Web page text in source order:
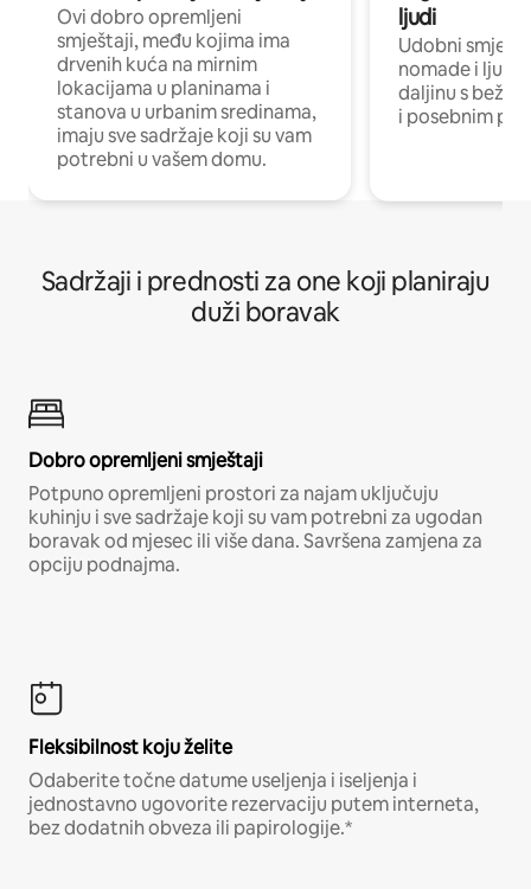
Ovi dobro opremljeni
smještaji, među kojima ima
drvenih kuća na mirnim
lokacijama u planinama i
stanova u urbanim sredinama,
imaju sve sadržaje koji su vam
potrebni u vašem domu.
ljudi
Udobni
nomade i ljude
daljinu s
i posebnim
Sadržaji i prednosti za one koji planiraju
duži boravak
Dobro opremljeni smještaji
Potpuno opremljeni prostori za najam uključuju
kuhinju i sve sadržaje koji su vam potrebni za ugodan
boravak od mjesec ili više dana. Savršena zamjena za
opciju podnajma.
Fleksibilnost koju želite
Odaberite točne datume useljenja i iseljenja i
jednostavno ugovorite rezervaciju putem interneta,
bez dodatnih obveza ili papirologije.*